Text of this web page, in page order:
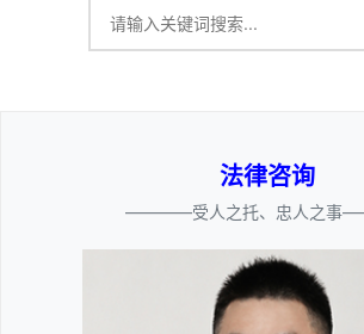
法律咨询
————受人之托、忠人之